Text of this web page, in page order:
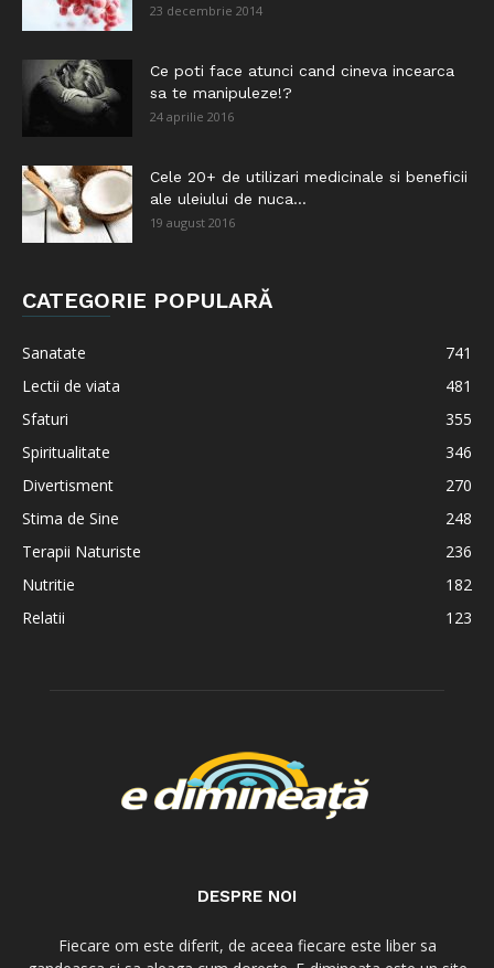
23 decembrie 2014
Ce poti face atunci cand cineva incearca
sa te manipuleze!?
24 aprilie 2016
Cele 20+ de utilizari medicinale si beneficii
ale uleiului de nuca...
19 august 2016
CATEGORIE POPULARĂ
Sanatate
741
Lectii de viata
481
Sfaturi
355
Spiritualitate
346
Divertisment
270
Stima de Sine
248
Terapii Naturiste
236
Nutritie
182
Relatii
123
DESPRE NOI
Fiecare om este diferit, de aceea fiecare este liber sa